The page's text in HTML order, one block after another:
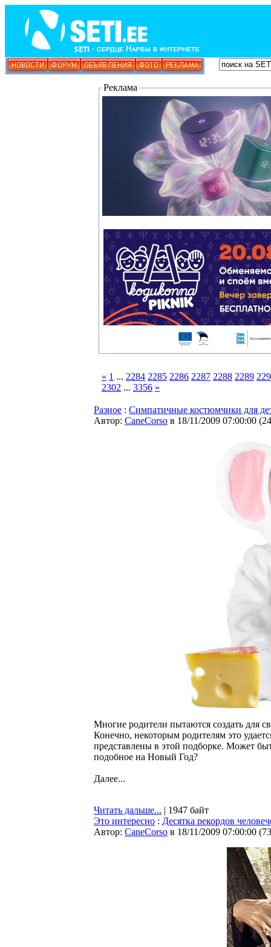
Реклама
« 1 ... 2284 2285 2286 2287 2288 2289
2302 ... 3356 »
Разное : Симпатичные костюмчики для
Автор: CaneCorso в 18/11/2009 07:00:00 (
Многие родители пытаются создать для
Конечно, некоторым родителям это
представлены в этой подборке. Может
подобное на Новый Год?
Далее...
Читать дальше... | 1947 байт
Это интересно : Десятка рекордов
Автор: CaneCorso в 18/11/2009 07:00:00 (